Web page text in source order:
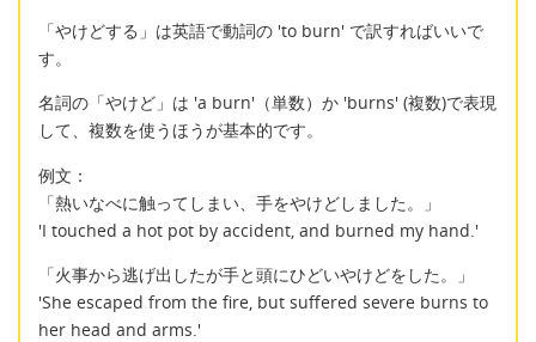
「やけどする」は英語で動詞の 'to burn' で訳すればいいで
す。
名詞の「やけど」は 'a burn'（単数）か 'burns' (複数)で表現
して、複数を使うほうが基本的です。
例文：
「熱いなべに触ってしまい、手をやけどしました。」
'I touched a hot pot by accident, and burned my hand.'
「火事から逃げ出したが手と頭にひどいやけどをした。」
'She escaped from the fire, but suffered severe burns to
her head and arms.'